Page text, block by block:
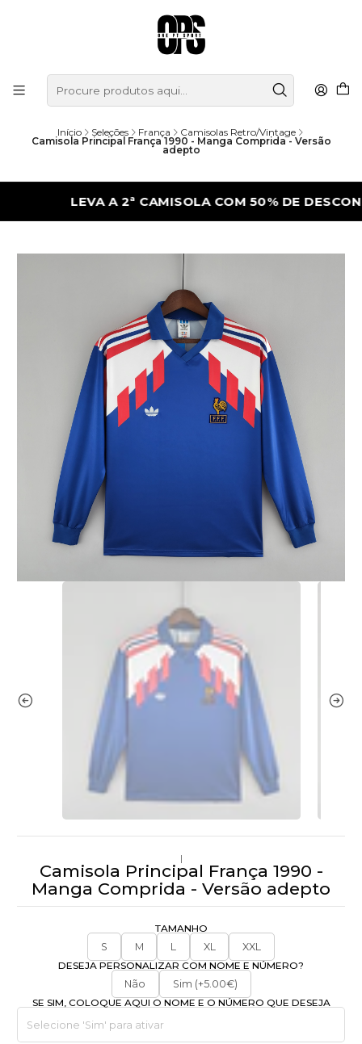
Início Seleções França Camisolas Retro/Vintage
Camisola Principal França 1990 - Manga Comprida - Versão
adepto
LEVA A 2ª CAMISOLA COM 50% DE DESCONTO
|
Camisola Principal França 1990 -
Manga Comprida - Versão adepto
TAMANHO
S
M L XL
XXL
DESEJA PERSONALIZAR COM NOME E NÚMERO?
Não
Sim (+5.00€)
SE SIM, COLOQUE AQUI O NOME E O NÚMERO QUE DESEJA